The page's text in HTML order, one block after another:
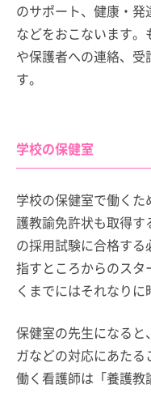
のサポート、健康・
などをおこないます
や保護者への連絡、
す。
学校の保健室
学校の保健室で働く
護教諭免許状も取得す
の採用試験に合格す
指すところからのス
くまでにはそれなりに
保健室の先生になる
ガなどの対応にあた
働く看護師は「養護教